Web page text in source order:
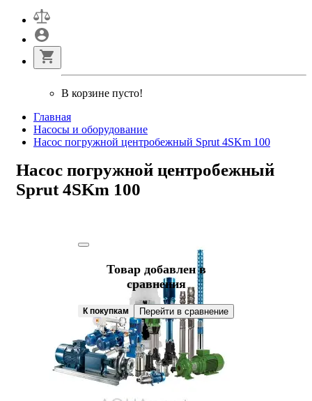
В корзине пусто!
Главная
Насосы и оборудование
Насос погружной центробежный Sprut 4SKm 100
Насос погружной центробежный
Sprut 4SKm 100
Товар добавлен в
сравнения
К покупкам Перейти в сравнение